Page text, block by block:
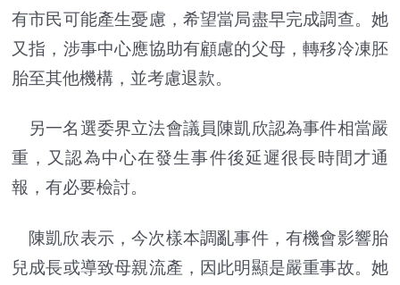
有市民可能產生憂慮，希望當局盡早完成調查。她
又指，涉事中心應協助有顧慮的父母，轉移冷凍胚
胎至其他機構，並考慮退款。
另一名選委界立法會議員陳凱欣認為事件相當嚴
重，又認為中心在發生事件後延遲很長時間才通
報，有必要檢討。
陳凱欣表示，今次樣本調亂事件，有機會影響胎
兒成長或導致母親流產，因此明顯是嚴重事故。她